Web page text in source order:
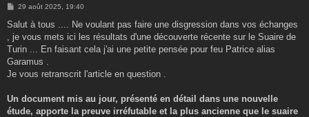
M
s
a
g
29 août 2025, 19:40
Salut à tous .... Ne voulant pas faire une disgression dans vos échanges
, je vous mets ici les résultats d'une découverte récente sur le Suaire de
Turin ... En faisant cela j'ai une petite pensée pour feu Patrice alias
Garamus .
Je vous retranscrit l'article en question .
Un document mis au jour, présenté en détail dans une nouvelle
étude, apporte la preuve irréfutable et la plus ancienne que le suaire